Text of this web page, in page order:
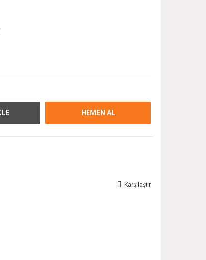
HEMEN AL
Karşılaştır